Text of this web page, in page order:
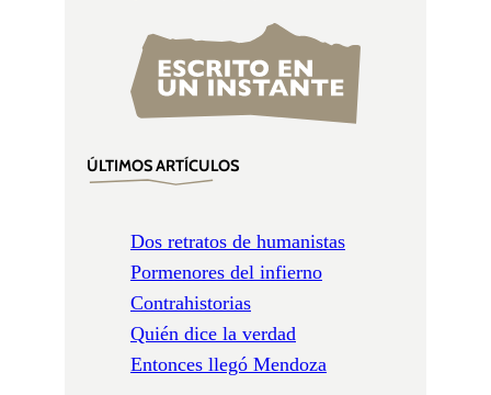
ÚLTIMOS ARTÍCULOS
Dos retratos de humanistas
Pormenores del infierno
Contrahistorias
Quién dice la verdad
Entonces llegó Mendoza